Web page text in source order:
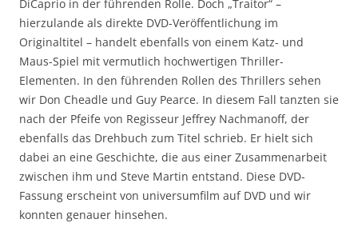
DiCaprio in der führenden Rolle. Doch „Traitor“ –
hierzulande als direkte DVD-Veröffentlichung im
Originaltitel – handelt ebenfalls von einem Katz- und
Maus-Spiel mit vermutlich hochwertigen Thriller-
Elementen. In den führenden Rollen des Thrillers sehen
wir Don Cheadle und Guy Pearce. In diesem Fall tanzten sie
nach der Pfeife von Regisseur Jeffrey Nachmanoff, der
ebenfalls das Drehbuch zum Titel schrieb. Er hielt sich
dabei an eine Geschichte, die aus einer Zusammenarbeit
zwischen ihm und Steve Martin entstand. Diese DVD-
Fassung erscheint von universumfilm auf DVD und wir
konnten genauer hinsehen.